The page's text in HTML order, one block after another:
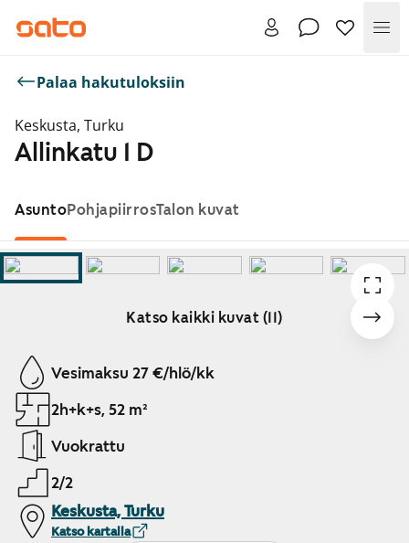
Palaa hakutuloksiin
Keskusta, Turku
Allinkatu 1 D
AsuntoPohjapiirrosTalon kuvat
Katso kaikki kuvat (11)
Näytetään dia 1 / 11
Vesimaksu 27 €/hlö/kk
2h+k+s, 52 m²
Vuokrattu
2/2
Keskusta, Turku
Katso kartalla